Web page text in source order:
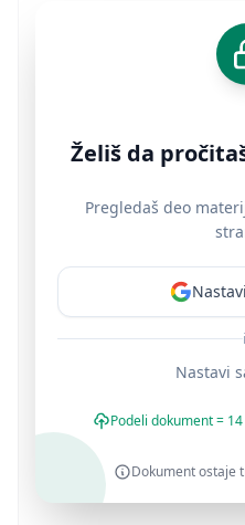
Želiš da
Pregledaš deo
Nastavi
Podeli dokument =
Dokument ostaje